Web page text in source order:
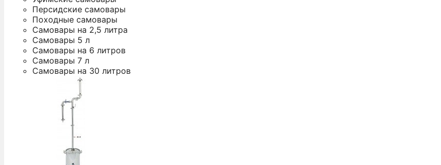
Персидские самовары
Походные самовары
Самовары на 2,5 литра
Самовары 5 л
Самовары на 6 литров
Самовары 7 л
Самовары на 30 литров